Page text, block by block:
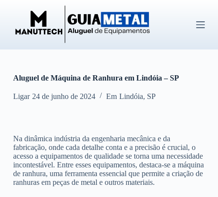
ú
d
o
Aluguel de Máquina de Ranhura em Lindóia – SP
Ligar 24 de junho de 2024 Em Lindóia, SP
Na dinâmica indústria da engenharia mecânica e da
fabricação, onde cada detalhe conta e a precisão é crucial, o
acesso a equipamentos de qualidade se torna uma necessidade
incontestável. Entre esses equipamentos, destaca-se a máquina
de ranhura, uma ferramenta essencial que permite a criação de
ranhuras em peças de metal e outros materiais.